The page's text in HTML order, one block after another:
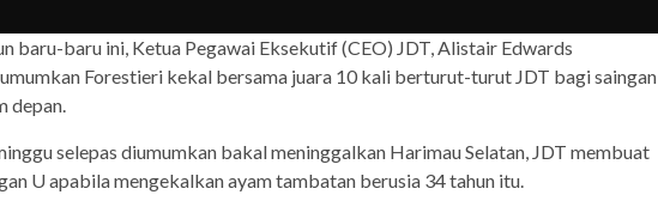
baru-baru ini, Ketua Pegawai Eksekutif (CEO) JDT, Alistair Edwards
Forestieri kekal bersama juara 10 kali berturut-turut JDT bagi saingan
depan.
selepas diumumkan bakal meninggalkan Harimau Selatan, JDT membuat
U apabila mengekalkan ayam tambatan berusia 34 tahun itu.